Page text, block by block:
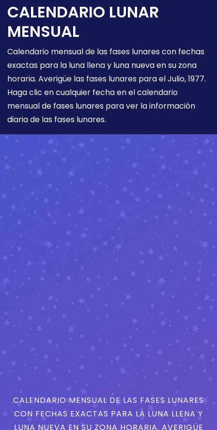
CALENDARIO LUNAR
MENSUAL
Calendario mensual de las fases lunares con fechas
exactas para la luna llena y luna nueva en su zona
horaria. Averigüe las fases lunares para el Julio, 1977.
Haga clic en cualquier fecha en el calendario
mensual de fases lunares para ver la información
diaria de las fases lunares.
CALENDARIO MENSUAL DE LAS FASES LUNARES
CON FECHAS EXACTAS PARA LA LUNA LLENA Y
LUNA NUEVA EN SU ZONA HORARIA. AVERIGÜE